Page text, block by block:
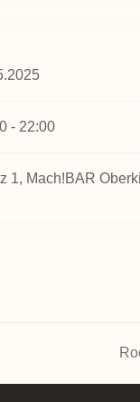
- 22:00
1, Mach!BAR